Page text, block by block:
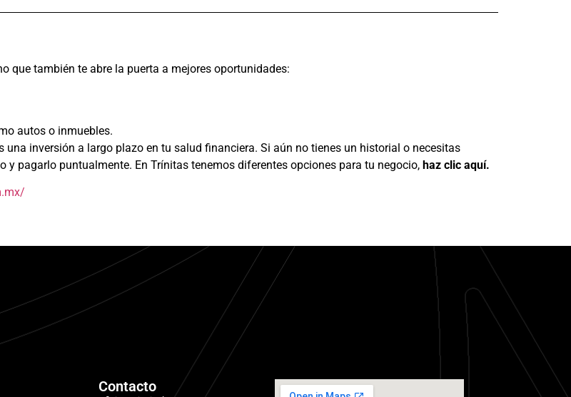
que también te abre la puerta a mejores oportunidades:
autos o inmuebles.
una inversión a largo plazo en tu salud financiera. Si aún no tienes un historial o necesitas
pagarlo puntualmente. En Trínitas tenemos diferentes opciones para tu negocio, haz clic aquí.
Contacto